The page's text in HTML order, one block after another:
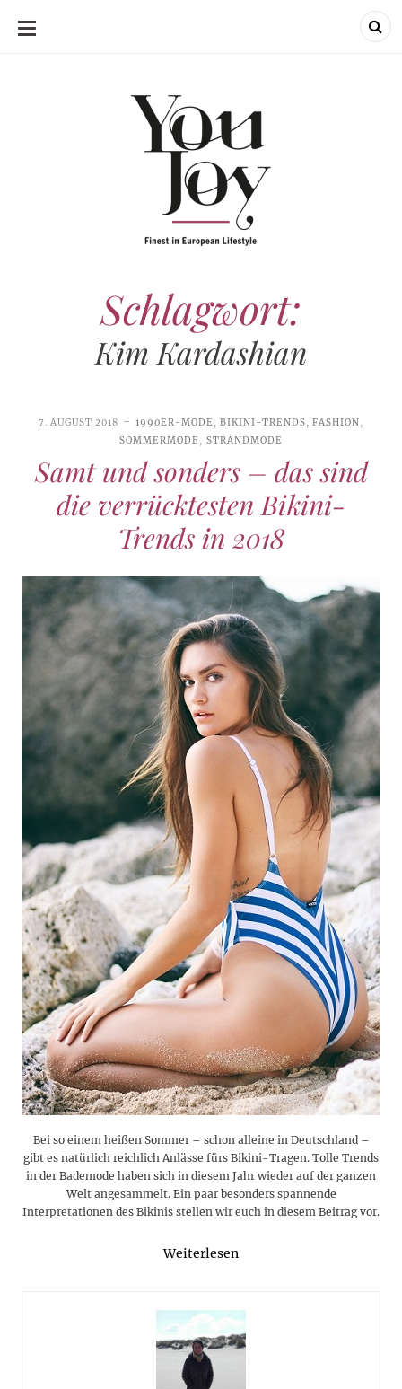
SKIP
Schlagwort:
Kim Kardashian
7. AUGUST 2018 1990ER-MODE, BIKINI-TRENDS,FASHION,
SOMMERMODE, STRANDMODE
Samt und sonders – das sind
die verrücktesten Bikini-
Trends in 2018
Bei so einem heißen Sommer – schon alleine in Deutschland –
gibt es natürlich reichlich Anlässe fürs Bikini-Tragen. Tolle Trends
in der Bademode haben sich in diesem Jahr wieder auf der ganzen
Welt angesammelt. Ein paar besonders spannende
Interpretationen des Bikinis stellen wir euch in diesem Beitrag vor.
Weiterlesen